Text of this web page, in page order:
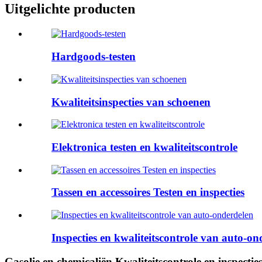
Uitgelichte producten
Hardgoods-testen
Kwaliteitsinspecties van schoenen
Elektronica testen en kwaliteitscontrole
Tassen en accessoires Testen en inspecties
Inspecties en kwaliteitscontrole van auto-